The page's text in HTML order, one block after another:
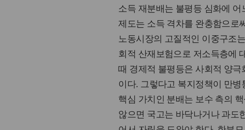
소득 재분배는 불평등 심화에
제도는 소득 격차를 완충함으로
노동시장의 고질적인 이중구조
회적 산재보험으로 저소득층에
때 경제적 불평등은 사회적 양
이다. 그렇다고 복지정책이 만
핵심 가치인 분배는 보수 측의
않으면 국고는 바닥나거나 과도